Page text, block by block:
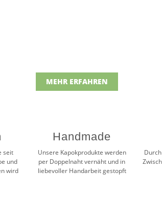
MEHR ERFAHREN
seit
und
wird
Handmade
Unsere Kapokprodukte werden
per Doppelnaht vernäht und in
liebevoller Handarbeit gestopft